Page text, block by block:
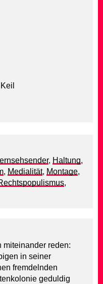
, Haltung,
, Medialität, Montage,
,
miteinander reden:
in seiner
fremdelnden
geduldig